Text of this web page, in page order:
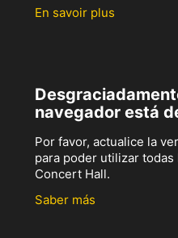
En savoir plus
navegador está
Por favor, actualice la
para poder utilizar
Concert Hall.
Saber más